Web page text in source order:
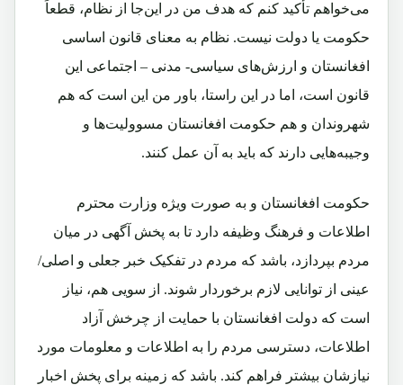
می‌خواهم تأکید کنم که هدف من در این‌جا از نظام، قطعاً
حکومت یا دولت نیست. نظام به معنای قانون اساسی
افغانستان و ارزش‌های سیاسی- مدنی – اجتماعی این
قانون است، اما در این راستا، باور من این ‌است که هم
شهروندان و هم حکومت افغانستان مسوولیت‌ها و
وجیبه‌هایی دارند که باید به آن عمل کنند.
حکومت افغانستان و به ‌صورت ویژه وزارت محترم
اطلاعات و فرهنگ وظیفه دارد تا به پخش آگهی در میان
مردم بپردازد، باشد که مردم در تفکیک خبر جعلی و اصلی/
عینی از توانایی لازم برخوردار شوند. از سویی هم، نیاز
است که دولت افغانستان با حمایت از چرخش آزاد
اطلاعات، دسترسی مردم را به اطلاعات و معلومات مورد
نیازشان بیشتر فراهم کند. باشد که زمینه برای پخش اخبار